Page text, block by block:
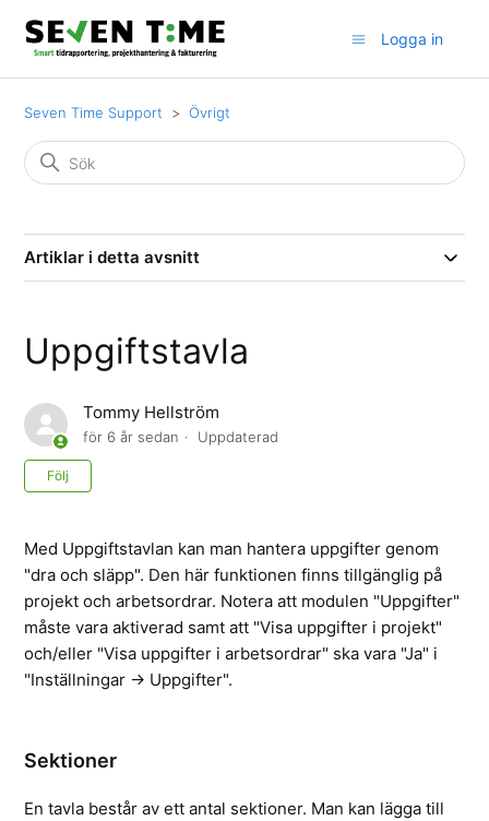
Logga in
Seven Time Support Övrigt
Artiklar i detta avsnitt
Uppgiftstavla
Tommy Hellström
för 6 år sedan Uppdaterad
Följ
Med Uppgiftstavlan kan man hantera uppgifter genom
"dra och släpp". Den här funktionen finns tillgänglig på
projekt och arbetsordrar. Notera att modulen "Uppgifter"
måste vara aktiverad samt att "Visa uppgifter i projekt"
och/eller "Visa uppgifter i arbetsordrar" ska vara "Ja" i
"Inställningar -> Uppgifter".
Sektioner
En tavla består av ett antal sektioner. Man kan lägga till